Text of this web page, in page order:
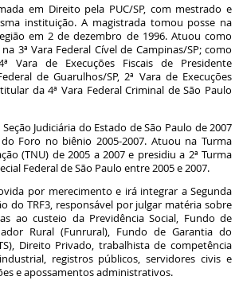
em Direito pela PUC/SP, com mestrado e
instituição. A magistrada tomou posse na
em 2 de dezembro de 1996. Atuou como
3ª Vara Federal Cível de Campinas/SP; como
Vara de Execuções Fiscais de Presidente
de Guarulhos/SP, 2ª Vara de Execuções
da 4ª Vara Federal Criminal de São Paulo
Judiciária do Estado de São Paulo de 2007
Foro no biênio 2005-2007. Atuou na Turma
(TNU) de 2005 a 2007 e presidiu a 2ª Turma
Federal de São Paulo entre 2005 e 2007.
por merecimento e irá integrar a Segunda
do TRF3, responsável por julgar matéria sobre
ao custeio da Previdência Social, Fundo de
Rural (Funrural), Fundo de Garantia do
Direito Privado, trabalhista de competência
registros públicos, servidores civis e
e apossamentos administrativos.